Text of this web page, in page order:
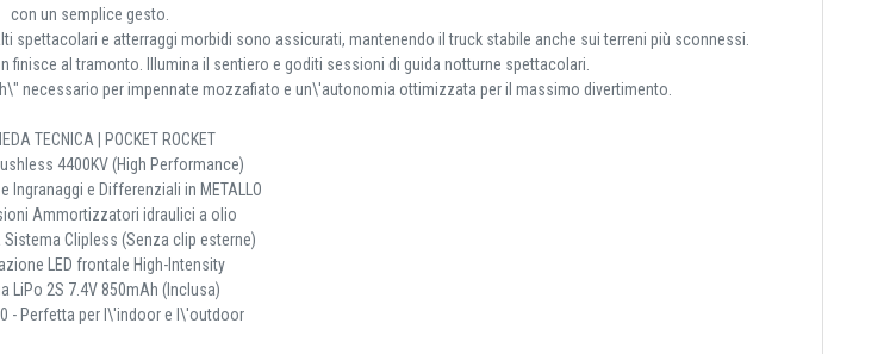
con un semplice gesto.
e atterraggi morbidi sono assicurati, mantenendo il truck stabile anche sui terreni più sconnessi.
finisce al tramonto. Illumina il sentiero e goditi sessioni di guida notturne spettacolari.
necessario per impennate mozzafiato e un\'autonomia ottimizzata per il massimo divertimento.
TECNICA | POCKET ROCKET
4400KV (High Performance)
Ingranaggi e Differenziali in METALLO
Ammortizzatori idraulici a olio
Sistema Clipless (Senza clip esterne)
LED frontale High-Intensity
LiPo 2S 7.4V 850mAh (Inclusa)
- Perfetta per l\'indoor e l\'outdoor